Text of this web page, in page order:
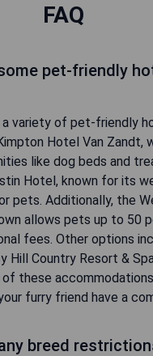
FAQ
pet-friendly
variety of pet-friendly
Hotel Van Zandt,
like dog beds and
Hotel, known for its
pets. Additionally, the
allows pets up to 50
fees. Other options
Hill Country Resort &
these
furry friend have a
breed